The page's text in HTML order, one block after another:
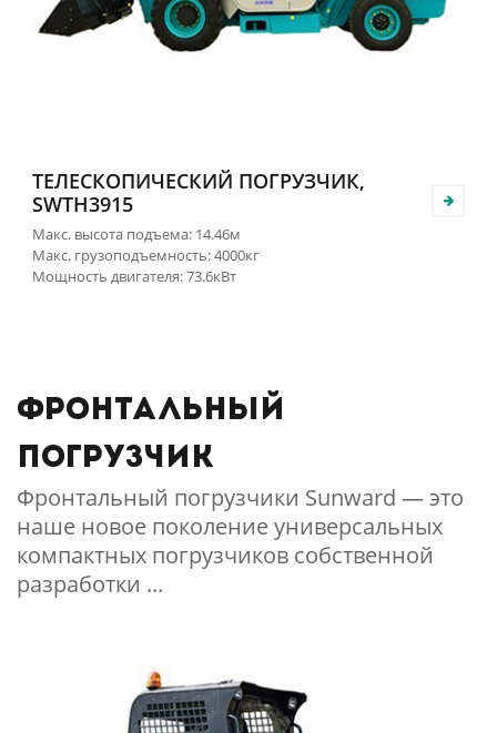
ТЕЛЕСКОПИЧЕСКИЙ ПОГРУЗЧИК,
SWTH3915
Макс. высота подъема: 14.46м
Макс. грузоподъемность: 4000кг
Мощность двигателя: 73.6кВт
Фронтальный
погрузчик
Фронтальный погрузчики Sunward — это
наше новое поколение универсальных
компактных погрузчиков собственной
разработки ...